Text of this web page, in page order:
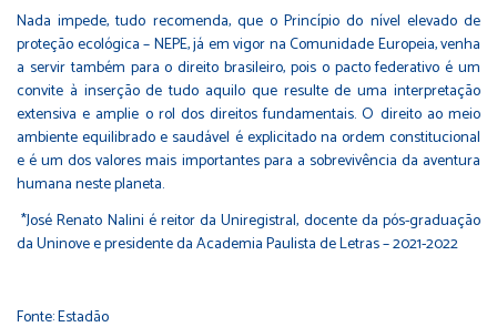
Nada impede, tudo recomenda, que o Princípio do nível elevado de
proteção ecológica – NEPE, já em vigor na Comunidade Europeia, venha
a servir também para o direito brasileiro, pois o pacto federativo é um
convite à inserção de tudo aquilo que resulte de uma interpretação
extensiva e amplie o rol dos direitos fundamentais. O direito ao meio
ambiente equilibrado e saudável é explicitado na ordem constitucional
e é um dos valores mais importantes para a sobrevivência da aventura
humana neste planeta.
*José Renato Nalini é reitor da Uniregistral, docente da pós-graduação
da Uninove e presidente da Academia Paulista de Letras – 2021-2022
Fonte: Estadão